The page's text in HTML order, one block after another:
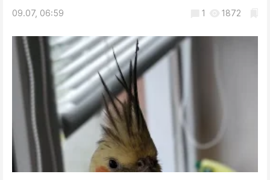
09.07, 06:59 1 1872